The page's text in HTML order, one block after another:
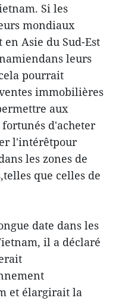
Si les
mondiaux
en Asie du Sud-Est
leurs
pourrait
immobilières
aux
d'acheter
l'intérêtpour
les zones de
que celles de
date dans les
il a déclaré
et élargirait la